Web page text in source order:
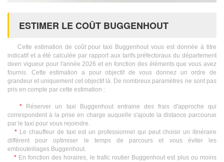
ESTIMER LE COÛT BUGGENHOUT
Cette estimation de coût pour taxi Buggenhout vous est donnée à titre
indicatif et a été calculée par rapport aux tarifs préfectoraux du département
deen vigueur pour l'année 2026 et en fonction des éléments que vous avez
fournis. Cette estimation a pour objectif de vous donnez un ordre de
grandeur et uniquement cet objectif là. De nombreux paramètres ne sont pas
pris en compte par cette estimation :
* Réserver un taxi Buggenhout entraine des frais d'approche qui
correspondent à la prise en charge auquelle s'ajoute la distance parcourue
par le taxi pour vous rejoindre.
* Le chauffeur de taxi est un professionnel qui peut choisir un itinéraire
différent pour optimiser le temps de parcours et vous éviter les
embouteillages Buggenhout.
*En fonction des horaires, le trafic routier Buggenhout est plus ou moins